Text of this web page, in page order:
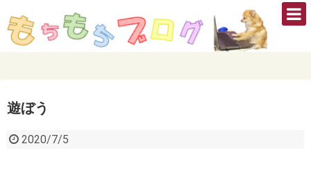
遊ぼう
2020/7/5